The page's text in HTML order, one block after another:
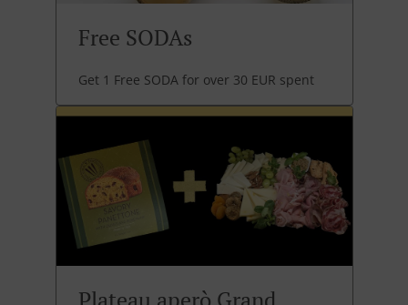
Free SODAs
Get 1 Free SODA for over 30 EUR spent